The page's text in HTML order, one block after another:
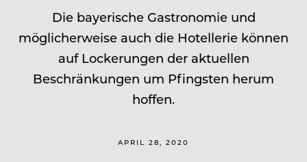
Die bayerische Gastronomie und
möglicherweise auch die Hotellerie können
auf Lockerungen der aktuellen
Beschränkungen um Pfingsten herum
hoffen.
APRIL 28, 2020